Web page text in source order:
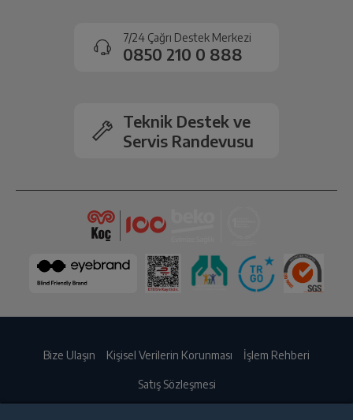
7/24 Çağrı Destek Merkezi
0850 210 0 888
Teknik Destek ve
Servis Randevusu
Bize Ulaşın Kişisel Verilerin Korunması İşlem Rehberi
Satış Sözleşmesi